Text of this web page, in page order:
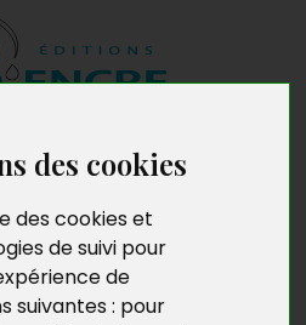
des cookies
des cookies et
de suivi pour
de
suivantes : pour